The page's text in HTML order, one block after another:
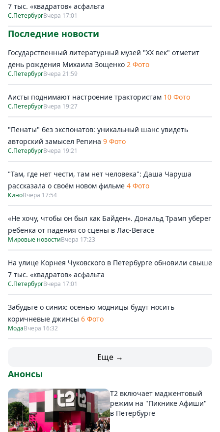
7 тыс. «квадратов» асфальта
С.ПетербургВчера 17:01
Последние новости
Государственный литературный музей "ХХ век" отметит
день рождения Михаила Зощенко 2 Фото
С.ПетербургВчера 21:59
Аисты поднимают настроение трактористам 10 Фото
С.ПетербургВчера 19:27
"Пенаты" без экспонатов: уникальный шанс увидеть
авторский замысел Репина 9 Фото
С.ПетербургВчера 19:21
"Там, где нет чести, там нет человека": Даша Чаруша
рассказала о своём новом фильме 4 Фото
КиноВчера 17:54
«Не хочу, чтобы он был как Байден». Дональд Трамп уберег
ребенка от падения со сцены в Лас-Вегасе
Мировые новостиВчера 17:23
На улице Корнея Чуковского в Петербурге обновили свыше
7 тыс. «квадратов» асфальта
С.ПетербургВчера 17:01
Забудьте о синих: осенью модницы будут носить
коричневые джинсы 6 Фото
МодаВчера 16:32
Еще →
Анонсы
Т2 включает маджентовый
режим на "Пикнике Афиши"
в Петербурге